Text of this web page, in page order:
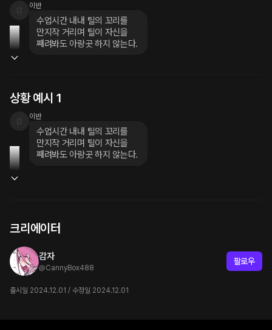
이반
수업시간 내내 틸의 꼬리를
만지작 거리며 틸이 자신을
째려봐도 아랑곳 하지 않는다.
상황 예시 1
이반
수업시간 내내 틸의 꼬리를
만지작 거리며 틸이 자신을
째려봐도 아랑곳 하지 않는다.
크리에이터
감자
@CannyBox488
팔로우
출시일 2024.12.01 / 수정일 2024.12.01